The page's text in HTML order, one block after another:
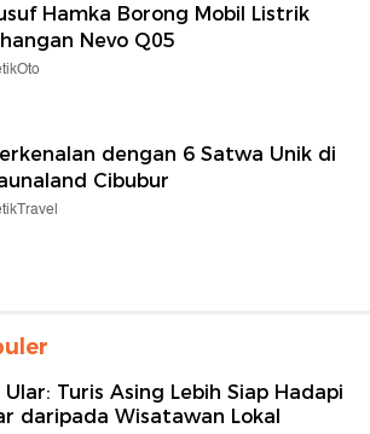
Hamka Borong Mobil Listrik
Nevo Q05
dengan 6 Satwa Unik di
Cibubur
Ular: Turis Asing Lebih Siap Hadapi
daripada Wisatawan Lokal